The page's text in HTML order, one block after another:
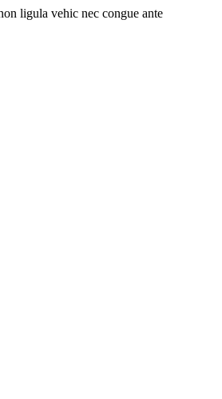
ligula vehic nec congue ante